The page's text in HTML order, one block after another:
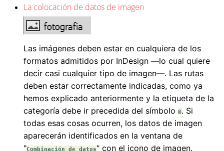
La colocación de datos de imagen
Las imágenes deben estar en cualquiera de los
formatos admitidos por InDesign —lo cual quiere
decir casi cualquier tipo de imagen—. Las rutas
deben estar correctamente indicadas, como ya
hemos explicado anteriormente y la etiqueta de la
categoría debe ir precedida del símbolo @. Si
todas esas cosas ocurren, los datos de imagen
aparecerán identificados en la ventana de
"Combinación de datos" con el icono de imagen.